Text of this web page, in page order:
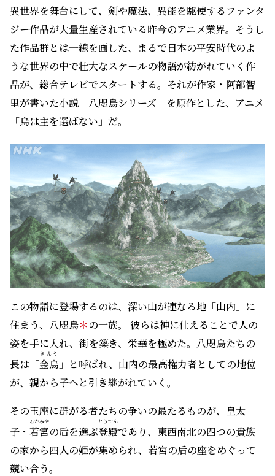
異世界を舞台にして、剣や魔法、異能を駆使するファンタ
ジー作品が大量生産されている昨今のアニメ業界。そうし
た作品群とは一線を画した、まるで日本の平安時代のよ
うな世界の中で壮大なスケールの物語が紡がれていく作
品が、総合テレビでスタートする。それが作家・阿部智
里が書いた小説「八咫烏シリーズ」を原作とした、アニメ
「烏は主を選ばない」だ。
この物語に登場するのは、深い山が連なる地「山内」に
住まう、八咫烏＊の一族。 彼らは神に仕えることで人の
姿を手に入れ、街を築き、栄華を極めた。八咫烏たちの
長は「金烏
きんう
」と呼ばれ、山内の最高権力者としての地位
が、親から子へと引き継がれていく。
その玉座に群がる者たちの争いの最たるものが、皇太
子・ 若宮
わかみや
の后を選ぶ登殿
とうでん
であり、東西南北の四つの貴族
の家から四人の姫が集められ、若宮の后の座をめぐって
競い合う。